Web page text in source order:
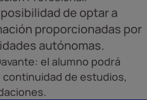
de optar a
proporcionadas por
autónomas.
el alumno podrá
de estudios,